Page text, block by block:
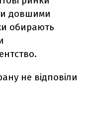
довшими
обирають
не відповіли